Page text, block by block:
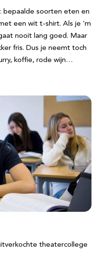
bepaalde soorten eten en
een wit t-shirt. Als je ‘m
nooit lang goed. Maar
fris. Dus je neemt toch
koffie, rode wijn…
theatercollege